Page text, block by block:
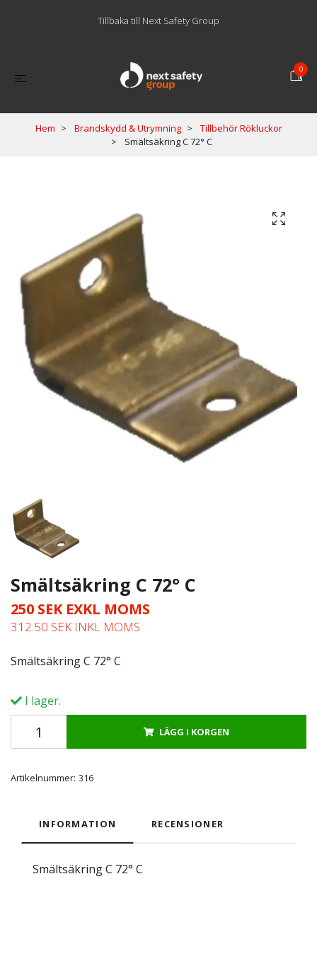
Tillbaka till Next Safety Group
0
Hem Brandskydd & Utrymning
Tillbehör Rökluckor
Smältsäkring C 72° C
Smältsäkring C 72° C
250 SEK EXKL MOMS
312.50 SEK INKL MOMS
Smältsäkring C 72° C
I lager.
LÄGG I KORGEN
Artikelnummer: 316
INFORMATION RECENSIONER
Smältsäkring C 72° C